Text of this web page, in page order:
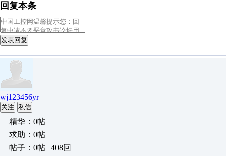
回复本条
发表回复
wj123456yr
关注 私信
精华：0帖
求助：0帖
帖子：0帖 | 408回